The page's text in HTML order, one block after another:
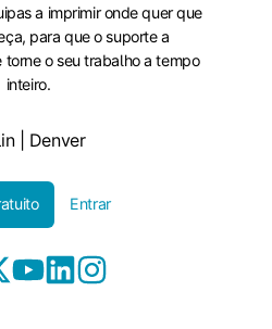
a imprimir onde quer que
para que o suporte a
torne o seu trabalho a tempo
inteiro.
| Denver
Entrar